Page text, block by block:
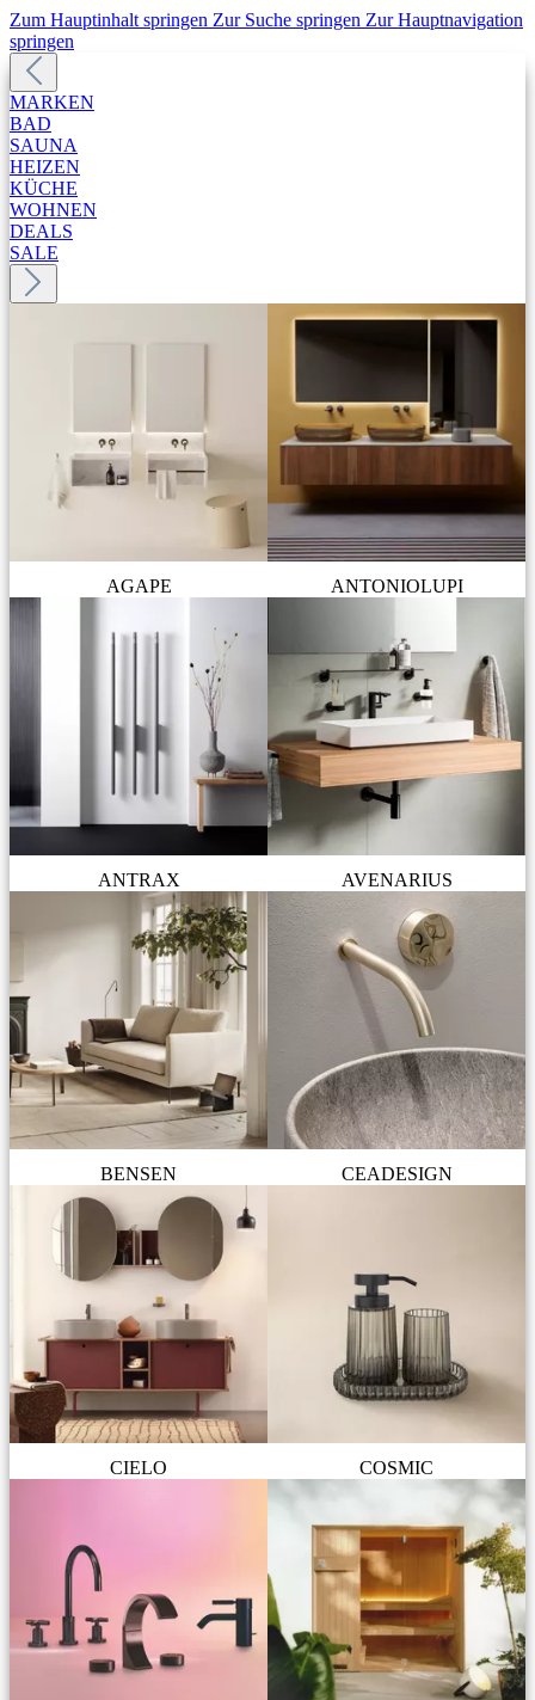
Zum Hauptinhalt springen Zur Suche springen Zur Hauptnavigation
springen
MARKEN
BAD
SAUNA
HEIZEN
KÜCHE
WOHNEN
DEALS
SALE
AGAPE ANTONIOLUPI
ANTRAX AVENARIUS
BENSEN CEADESIGN
CIELO COSMIC